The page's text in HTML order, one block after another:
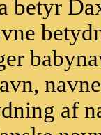
betyr
af